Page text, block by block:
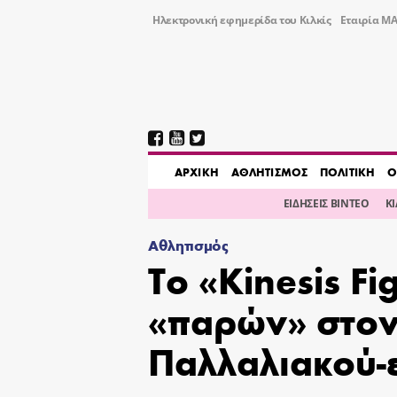
Ηλεκτρονική εφημερίδα του Κιλκίς Εταιρία
AΡΧΙΚΗ ΑΘΛΗΤΙΣΜΟΣ ΠΟΛΙΤΙΚΗ
ΕΙΔΗΣΕΙΣ ΒΙΝΤΕΟ
Αθλητισμός
Το «Kinesis
«παρών»